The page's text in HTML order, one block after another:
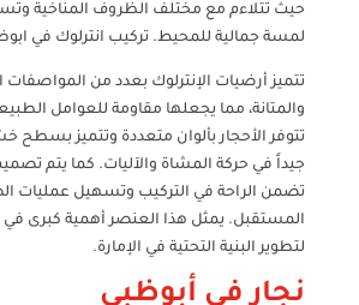
حيث تتلاءم مع مختلف الظروف المناخية
لمسة جمالية للمحيط. تركيب انترلوك في
تتميز أرضيات الإنترلوك بعدد من المواصفات
والمتانة، مما يجعلها مقاومة للعوامل
تتوفر الأحجار بألوان متعددة وتتميز بسطح
جيداً في حركة المشاة والآليات. كما يتم
تضمن الراحة في التركيب وتسهيل عمليات
المستقبل. يمثل هذا العنصر أهمية كبرى
لتطوير البنية التحتية في الإمارة.
نجار في أبوظبي